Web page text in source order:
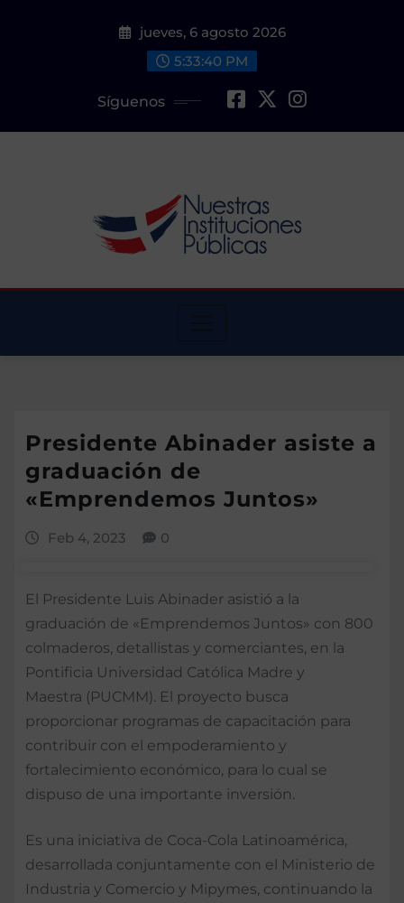
jueves, 6 agosto 2026
5:33:41 PM
Síguenos
Presidente Abinader asiste a
graduación de
«Emprendemos Juntos»
Feb 4, 2023 0
El Presidente Luis Abinader asistió a la
graduación de «Emprendemos Juntos» con 800
colmaderos, detallistas y comerciantes, en la
Pontificia Universidad Católica Madre y
Maestra (PUCMM). El proyecto busca
proporcionar programas de capacitación para
contribuir con el empoderamiento y
fortalecimiento económico, para lo cual se
dispuso de una importante inversión.
Es una iniciativa de Coca-Cola Latinoamérica,
desarrollada conjuntamente con el Ministerio de
Industria y Comercio y Mipymes, continuando la